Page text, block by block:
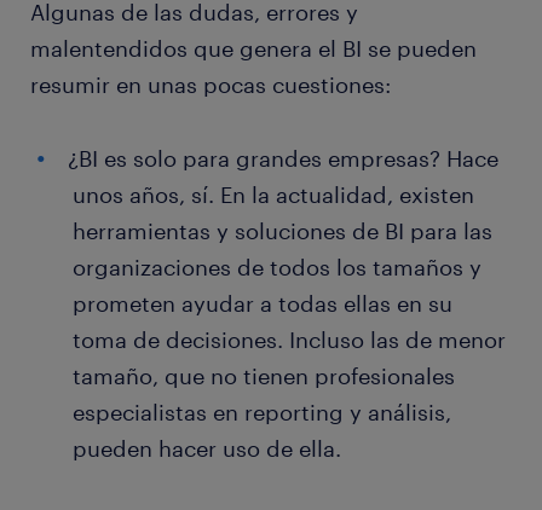
Algunas de las dudas, errores y
malentendidos que genera el BI se pueden
resumir en unas pocas cuestiones:
¿BI es solo para grandes empresas? Hace
unos años, sí. En la actualidad, existen
herramientas y soluciones de BI para las
organizaciones de todos los tamaños y
prometen ayudar a todas ellas en su
toma de decisiones. Incluso las de menor
tamaño, que no tienen profesionales
especialistas en reporting y análisis,
pueden hacer uso de ella.